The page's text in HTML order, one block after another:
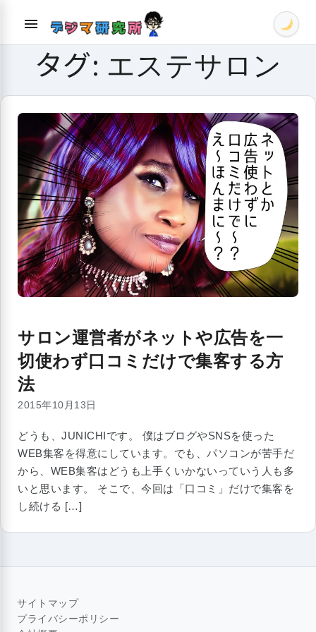
menu
タグ: エステサロン
サロン運営者がネットや広告を一
切使わず口コミだけで集客する方
法
2015年10月13日
どうも、JUNICHIです。 僕はブログやSNSを使った
WEB集客を得意にしています。でも、パソコンが苦手だ
から、WEB集客はどうも上手くいかないっていう人も多
いと思います。 そこで、今回は「口コミ」だけで集客を
し続ける […]
サイトマップ
プライバシーポリシー